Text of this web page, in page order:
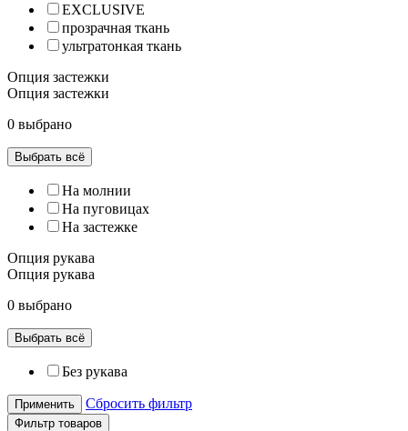
EXCLUSIVE
прозрачная ткань
ультратонкая ткань
Опция застежки
Опция застежки
0 выбрано
Выбрать всё
На молнии
На пуговицах
На застежке
Опция рукава
Опция рукава
0 выбрано
Выбрать всё
Без рукава
Применить Сбросить фильтр
Фильтр товаров